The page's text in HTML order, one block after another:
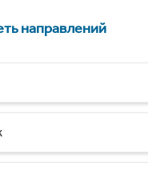
направлений